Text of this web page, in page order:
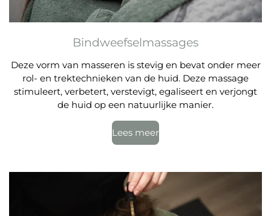
Bindweefselmassages
Deze vorm van masseren is stevig en bevat onder meer
rol- en trektechnieken van de huid. Deze massage
stimuleert, verbetert, verstevigt, egaliseert en verjongt
de huid op een natuurlijke manier.
Lees meer